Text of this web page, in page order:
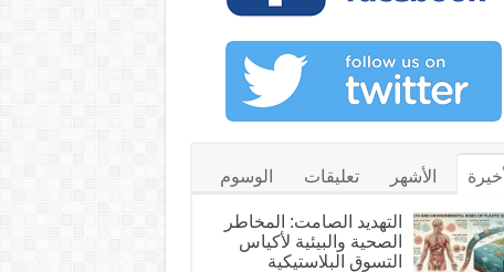
الأشهر تعليقات الوسوم
التهديد الصامت: المخاطر
الصحية والبيئية لأكياس
التسوق البلاستيكية